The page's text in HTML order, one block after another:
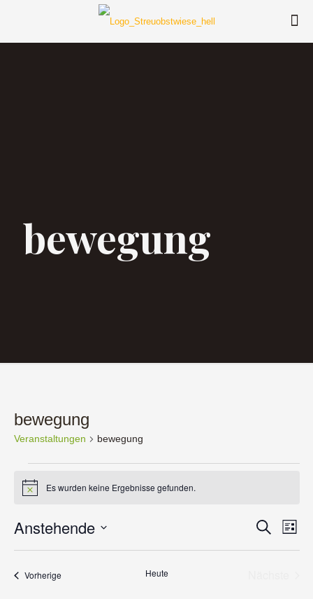
bewegung
bewegung
Veranstaltungen bewegung
Veranstaltungen
HinweisEs wurden keine Ergebnisse gefunden.
Suche
SucheListe
Anstehende
VorherigeVeranstaltungen Heute